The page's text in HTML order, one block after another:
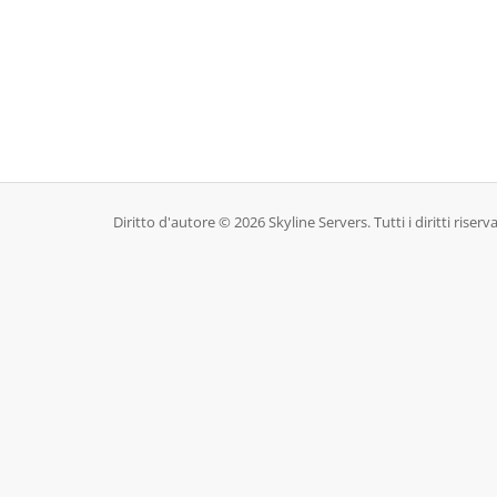
Diritto d'autore © 2026 Skyline Servers. Tutti i diritti